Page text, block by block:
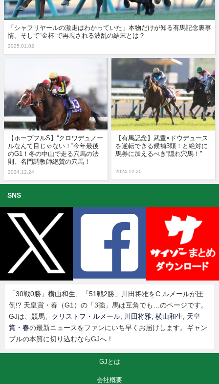
「シャフリヤールの激走はわかっていた」本物だけが知る有馬記念裏事
情。そして“金杯”で再現される波乱の結末とは？
2025.01.02
【ホープフルS】“クロワデュノー
ルなんて目じゃない！”今年最後
のG1！冬の中山で走る穴馬の法
則、名門調教師絶賛の穴馬！
2024.12.24
【有馬記念】武豊×ドウデュース
を逆転できる候補3頭！と絶対に
馬券に加えるべき“隠れ穴馬！”
2024.12.20
SNS
「30戦0勝」横山和生、「51戦2勝」川田将雅をC.ルメールが圧
倒!? 天皇賞・春（G1）の「3強」馬は互角でも…のページです。
GJは、競馬、 クリストフ・ルメール 川田将雅 横山和生
天皇
賞・春の最新ニュースをファンにいち早くお届けします。ギャン
ブルの本質に切り込むならGJへ！
GJとは
会社概要